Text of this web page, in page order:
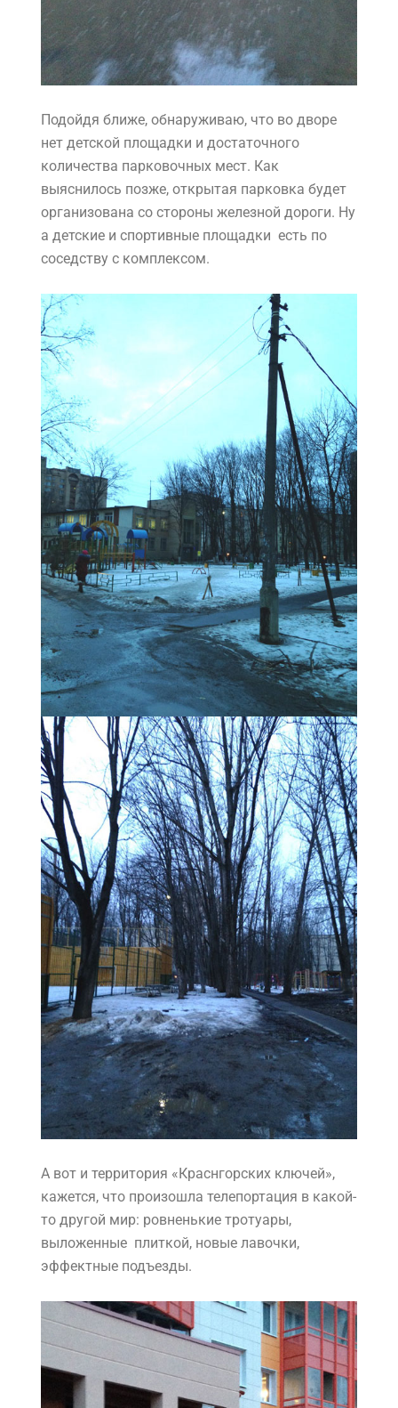
Подойдя ближе, обнаруживаю, что во дворе
нет детской площадки и достаточного
количества парковочных мест. Как
выяснилось позже, открытая парковка будет
организована со стороны железной дороги. Ну
а детские и спортивные площадки есть по
соседству с комплексом.
А вот и территория «Краснгорских ключей»,
кажется, что произошла телепортация в какой-
то другой мир: ровненькие тротуары,
выложенные плиткой, новые лавочки,
эффектные подъезды.